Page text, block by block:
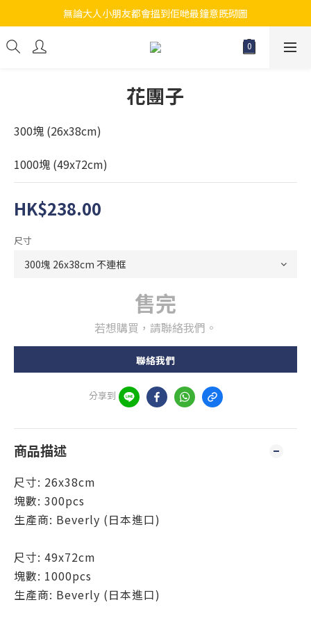
江帆天楊砌圖
無論大人小朋友都會搵到佢哋最鐘意既砌圖
江帆天楊砌圖
花團子
300塊 (26x38cm)
1000塊 (49x72cm)
HK$238.00
尺寸
售完
若想購買，請聯絡我們。
聯絡我們
分享到
商品描述
尺寸: 26x38cm
塊數: 300pcs
生產商: Beverly (日本進口)
尺寸: 49x72cm
塊數: 1000pcs
生產商: Beverly (日本進口)